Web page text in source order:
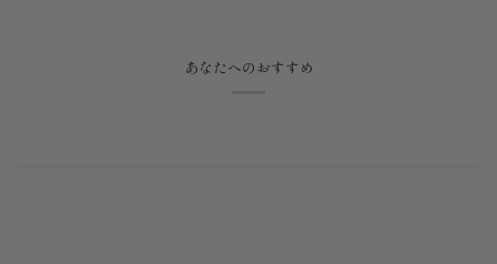
あなたへのおすすめ